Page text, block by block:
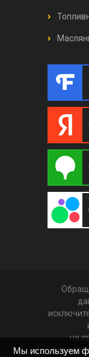
не
Мы используем